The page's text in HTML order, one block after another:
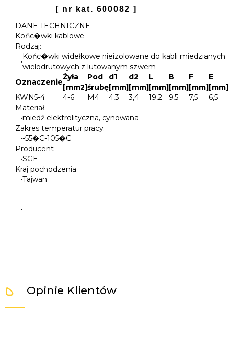
[ nr kat. 600082 ]
DANE TECHNICZNE
Końc�wki kablowe
Rodzaj:
•
Końc�wki widełkowe nieizolowane do kabli miedzianych
wielodrutowych z lutowanym szwem
Oznaczenie
Żyła
[mm2]
Pod
śrubę
d1
[mm]
d2
[mm]
L
[mm]
B
[mm]
F
[mm]
E
[mm]
KWN5-4
4-6 M4 4,3 3,4 19,2 9,5 7,5
6,5
Materiał:
•miedź elektrolityczna, cynowana
Zakres temperatur pracy:
•-55�C-105�C
Producent
•SGE
Kraj pochodzenia
•Tajwan
•
Opinie Klientów